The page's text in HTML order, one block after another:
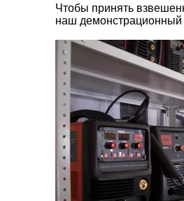
Чтобы принять
наш демонстрационный